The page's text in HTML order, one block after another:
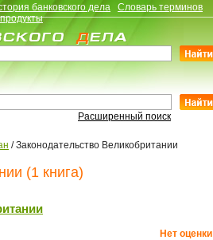
банковского дела
Словарь терминов
Расширенный поиск
/Законодательство Великобритании
(1 книга)
Нет оценки